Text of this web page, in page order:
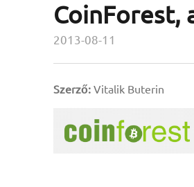
CoinForest,
2013-08-11
Szerző: Vitalik Buterin